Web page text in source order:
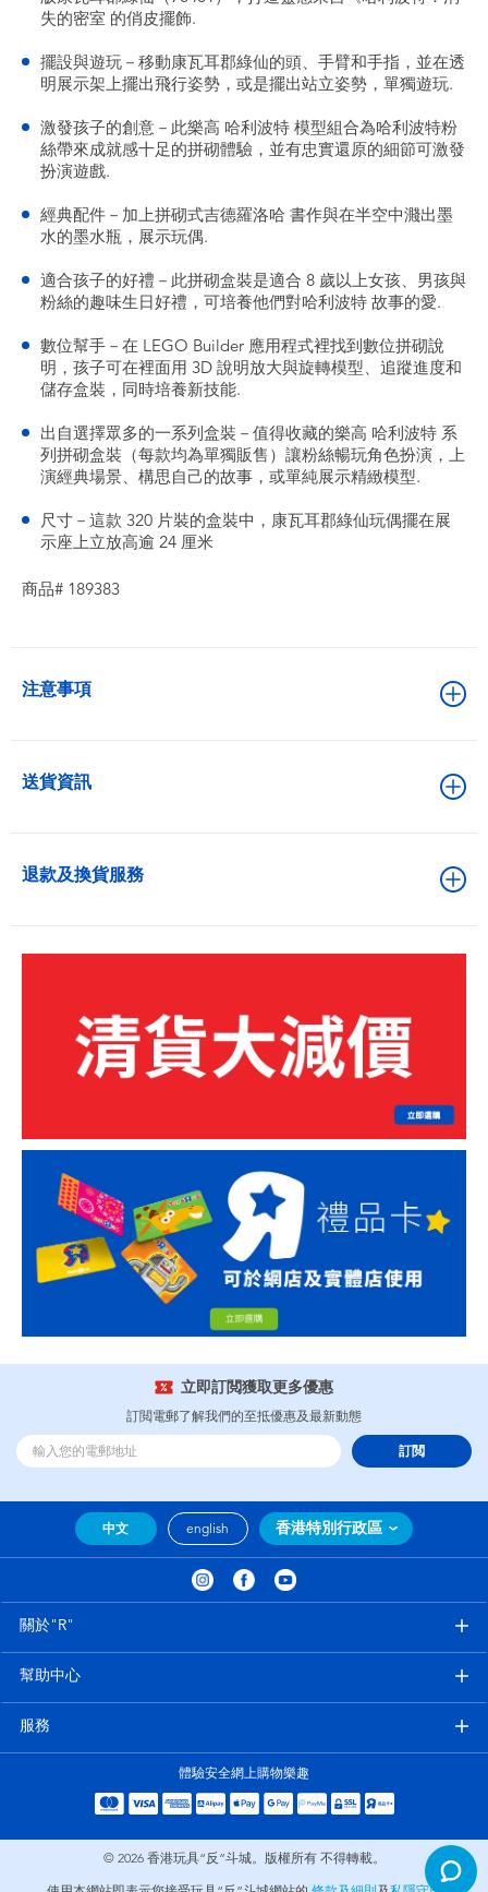
失的密室 的俏皮擺飾.
擺設與遊玩－移動康瓦耳郡綠仙的頭、手臂和手指，並在透
明展示架上擺出飛行姿勢，或是擺出站立姿勢，單獨遊玩.
激發孩子的創意－此樂高 哈利波特 模型組合為哈利波特粉
絲帶來成就感十足的拼砌體驗，並有忠實還原的細節可激發
扮演遊戲.
經典配件－加上拼砌式吉德羅洛哈 書作與在半空中濺出墨
水的墨水瓶，展示玩偶.
適合孩子的好禮－此拼砌盒裝是適合 8 歲以上女孩、男孩與
粉絲的趣味生日好禮，可培養他們對哈利波特 故事的愛.
數位幫手－在 LEGO Builder 應用程式裡找到數位拼砌說
明，孩子可在裡面用 3D 說明放大與旋轉模型、追蹤進度和
儲存盒裝，同時培養新技能.
出自選擇眾多的一系列盒裝－值得收藏的樂高 哈利波特 系
列拼砌盒裝（每款均為單獨販售）讓粉絲暢玩角色扮演，上
演經典場景、構思自己的故事，或單純展示精緻模型.
尺寸－這款 320 片裝的盒裝中，康瓦耳郡綠仙玩偶擺在展
示座上立放高逾 24 厘米
商品# 189383
注意事項
送貨資訊
退款及換貨服務
立即訂閲獲取更多優惠
訂閲電郵了解我們的至抵優惠及最新動態
訂閲
中文 english 香港特別行政區
關於"R"
幫助中心
服務
體驗安全網上購物樂趣
© 2026 香港玩具“反”斗城。版權所有 不得轉載。